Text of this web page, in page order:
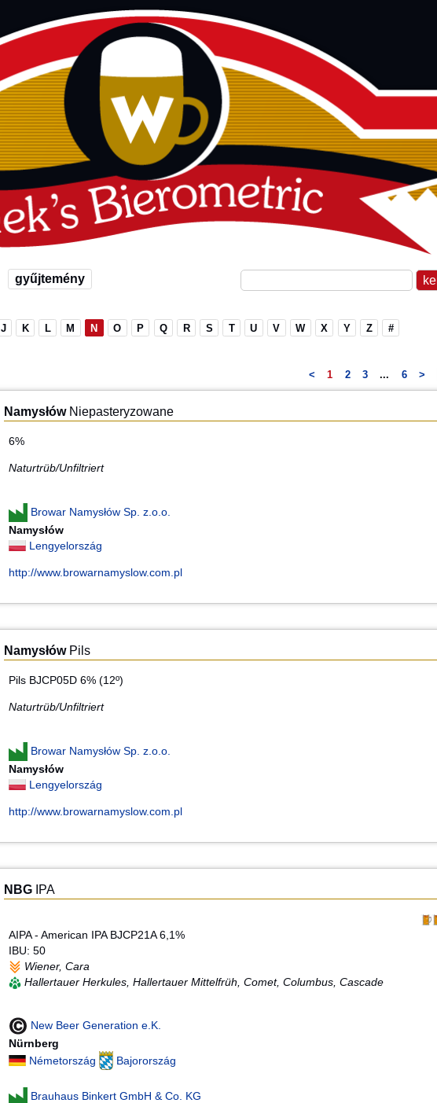
gyűjtemény
J K L M N O P Q R S T U V W X Y Z #
< 1 2 3 ... 6 >
Namysłów Niepasteryzowane
6%
Naturtrüb/Unfiltriert
Browar Namysłów Sp. z.o.o.
Namysłów
Lengyelország
http://www.browarnamyslow.com.pl
Namysłów Pils
Pils BJCP05D 6% (12º)
Naturtrüb/Unfiltriert
Browar Namysłów Sp. z.o.o.
Namysłów
Lengyelország
http://www.browarnamyslow.com.pl
NBG IPA
AIPA - American IPA BJCP21A 6,1%
IBU: 50
Wiener, Cara
Hallertauer Herkules, Hallertauer Mittelfrüh, Comet, Columbus, Cascade
New Beer Generation e.K.
Nürnberg
Németország
Bajorország
Brauhaus Binkert GmbH & Co. KG